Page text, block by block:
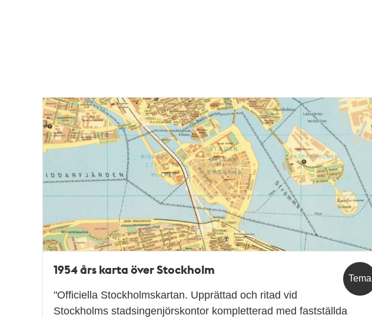
Tema
1954 års karta över Stockholm
"Officiella Stockholmskartan. Upprättad och ritad vid
Stockholms stadsingenjörskontor kompletterad med fastställda